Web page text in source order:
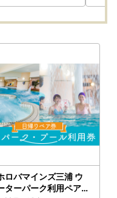
」をお選びいただいた
緒にお送りします。
）までにご提出くださ
がございますので、あ
場合は、受け付けるこ
絡させていただく場合が
場合は、1月10日まで
ます。
ロバマインズ三浦 ウ
ターパーク利用ペア券